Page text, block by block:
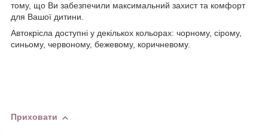
тому, що Ви забезпечили максимальний захист та комфорт
для Вашої дитини.
Автокрісла доступні у декількох кольорах: чорному, сірому,
синьому, червоному, бежевому, коричневому.
Приховати